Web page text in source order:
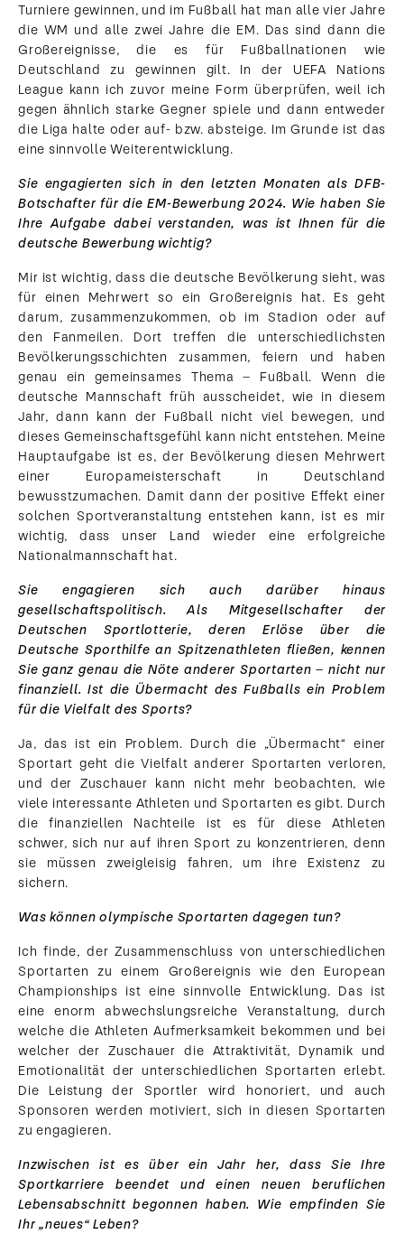
Turniere gewinnen, und im Fußball hat man alle vier Jahre
die WM und alle zwei Jahre die EM. Das sind dann die
Großereignisse, die es für Fußballnationen wie
Deutschland zu gewinnen gilt. In der UEFA Nations
League kann ich zuvor meine Form überprüfen, weil ich
gegen ähnlich starke Gegner spiele und dann entweder
die Liga halte oder auf- bzw. absteige. Im Grunde ist das
eine sinnvolle Weiterentwicklung.
Sie engagierten sich in den letzten Monaten als DFB-
Botschafter für die EM-Bewerbung 2024. Wie haben Sie
Ihre Aufgabe dabei verstanden, was ist Ihnen für die
deutsche Bewerbung wichtig?
Mir ist wichtig, dass die deutsche Bevölkerung sieht, was
für einen Mehrwert so ein Großereignis hat. Es geht
darum, zusammenzukommen, ob im Stadion oder auf
den Fanmeilen. Dort treffen die unterschiedlichsten
Bevölkerungsschichten zusammen, feiern und haben
genau ein gemeinsames Thema – Fußball. Wenn die
deutsche Mannschaft früh ausscheidet, wie in diesem
Jahr, dann kann der Fußball nicht viel bewegen, und
dieses Gemeinschaftsgefühl kann nicht entstehen. Meine
Hauptaufgabe ist es, der Bevölkerung diesen Mehrwert
einer Europameisterschaft in Deutschland
bewusstzumachen. Damit dann der positive Effekt einer
solchen Sportveranstaltung entstehen kann, ist es mir
wichtig, dass unser Land wieder eine erfolgreiche
Nationalmannschaft hat.
Sie engagieren sich auch darüber hinaus
gesellschaftspolitisch. Als Mitgesellschafter der
Deutschen Sportlotterie, deren Erlöse über die
Deutsche Sporthilfe an Spitzenathleten fließen, kennen
Sie ganz genau die Nöte anderer Sportarten – nicht nur
finanziell. Ist die Übermacht des Fußballs ein Problem
für die Vielfalt des Sports?
Ja, das ist ein Problem. Durch die „Übermacht“ einer
Sportart geht die Vielfalt anderer Sportarten verloren,
und der Zuschauer kann nicht mehr beobachten, wie
viele interessante Athleten und Sportarten es gibt. Durch
die finanziellen Nachteile ist es für diese Athleten
schwer, sich nur auf ihren Sport zu konzentrieren, denn
sie müssen zweigleisig fahren, um ihre Existenz zu
sichern.
Was können olympische Sportarten dagegen tun?
Ich finde, der Zusammenschluss von unterschiedlichen
Sportarten zu einem Großereignis wie den European
Championships ist eine sinnvolle Entwicklung. Das ist
eine enorm abwechslungsreiche Veranstaltung, durch
welche die Athleten Aufmerksamkeit bekommen und bei
welcher der Zuschauer die Attraktivität, Dynamik und
Emotionalität der unterschiedlichen Sportarten erlebt.
Die Leistung der Sportler wird honoriert, und auch
Sponsoren werden motiviert, sich in diesen Sportarten
zu engagieren.
Inzwischen ist es über ein Jahr her, dass Sie Ihre
Sportkarriere beendet und einen neuen beruflichen
Lebensabschnitt begonnen haben. Wie empfinden Sie
Ihr „neues“ Leben?